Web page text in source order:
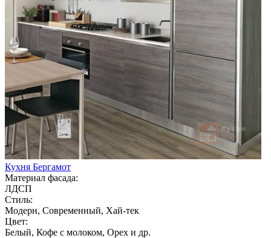
Кухня Бергамот
Материал фасада:
ЛДСП
Стиль:
Модерн, Современный, Хай-тек
Цвет:
Белый, Кофе с молоком, Орех и др.